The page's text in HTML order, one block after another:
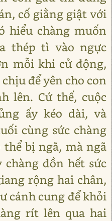
cố giằng giật với
hiểu chàng muốn
thép tì vào ngực
mỗi khi cử động,
để yên cho con
lên. Cứ thế, cuộc
ấy kéo dài, và
cùng sức chàng
thể bị ngã, mà ngã
dồn hết sức
rộng hai chân,
cánh cung để khỏi
rít lên qua hai